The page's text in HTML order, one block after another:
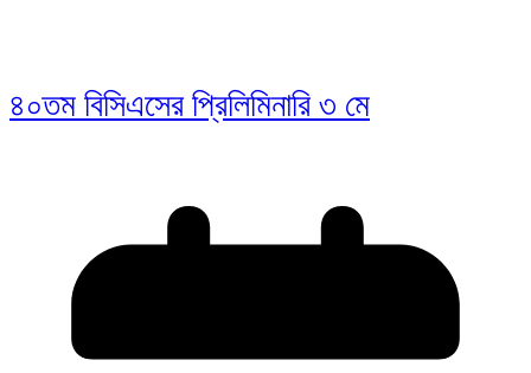
৪০তম বিসিএসের প্রিলিমিনারি ৩ মে